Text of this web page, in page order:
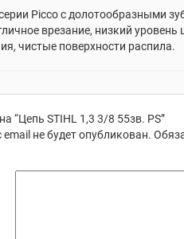
Picco с долотообразными
врезание, низкий
чистые поверхности распила.
“Цепь STIHL 1,3 3/8 55зв. PS”
не будет опубликован.